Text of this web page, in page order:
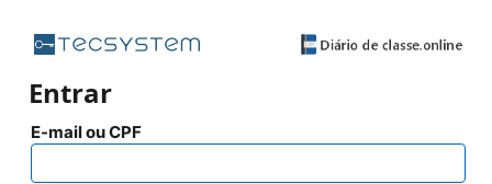
Entrar
E-mail ou CPF